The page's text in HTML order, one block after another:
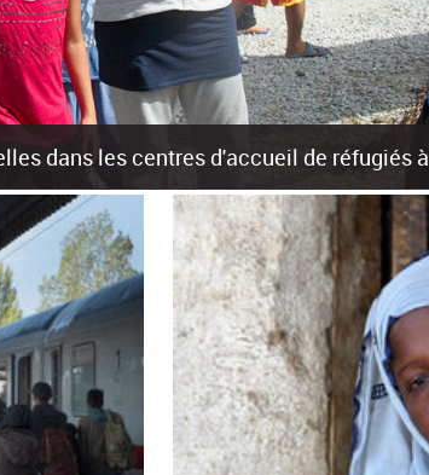
dans les centres d'accueil de réfugiés
est source de violences et de harcèlement